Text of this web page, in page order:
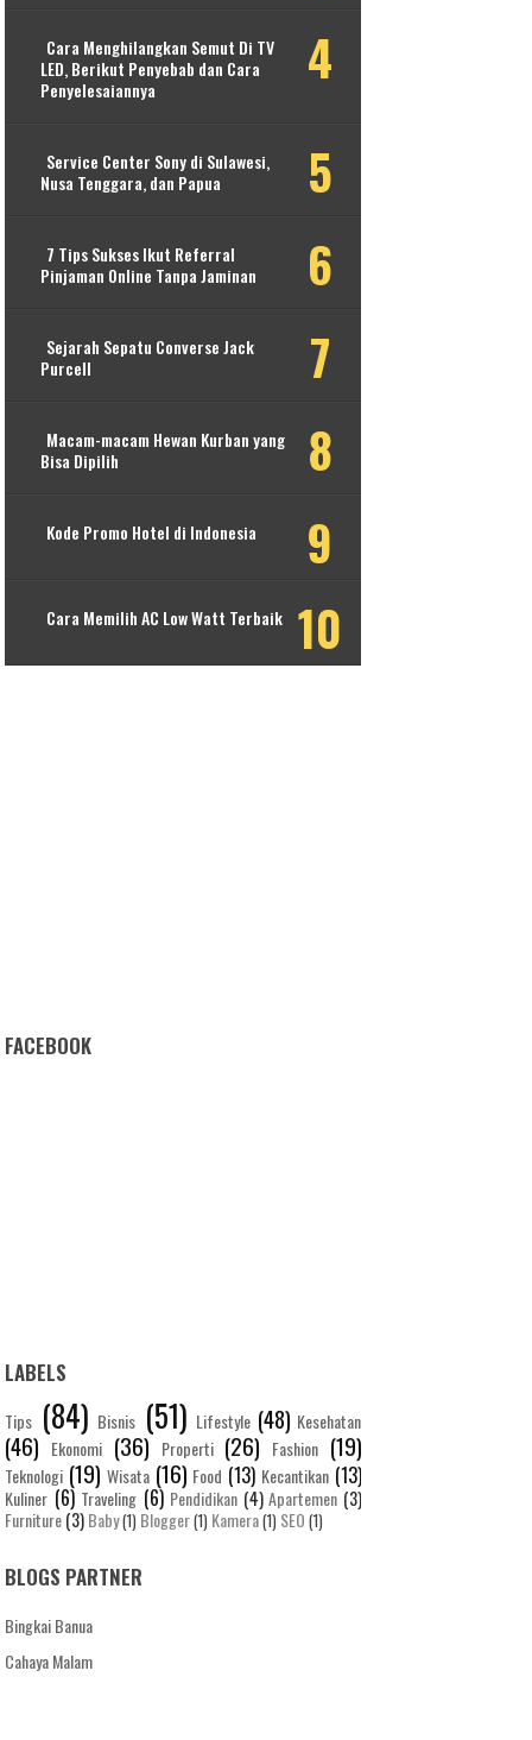
Cara Menghilangkan Semut Di TV
LED, Berikut Penyebab dan Cara
Penyelesaiannya
Service Center Sony di Sulawesi,
Nusa Tenggara, dan Papua
7 Tips Sukses Ikut Referral
Pinjaman Online Tanpa Jaminan
Sejarah Sepatu Converse Jack
Purcell
Macam-macam Hewan Kurban yang
Bisa Dipilih
Kode Promo Hotel di Indonesia
Cara Memilih AC Low Watt Terbaik
FACEBOOK
LABELS
Tips (84) Bisnis (51) Lifestyle (48) Kesehatan
(46) Ekonomi (36) Properti (26) Fashion (19)
Teknologi (19) Wisata (16) Food (13) Kecantikan (13)
Kuliner (6) Traveling (6) Pendidikan (4) Apartemen (3)
Furniture(3)Baby(1) Blogger(1) Kamera(1) SEO (1)
BLOGS PARTNER
Bingkai Banua
Cahaya Malam